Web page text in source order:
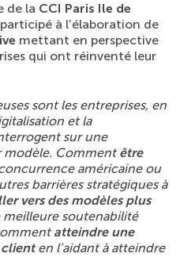
de la CCI Paris Ile de
à l’élaboration de
mettant en perspective
qui ont réinventé leur
sont les entreprises, en
et la
sur une
modèle. Comment être
américaine ou
barrières stratégiques à
vers des modèles plus
soutenabilité
atteindre une
en l’aidant à atteindre